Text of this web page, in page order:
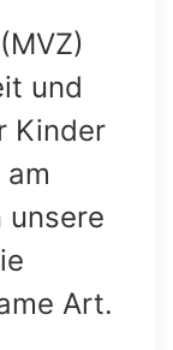
und
Kinder
unsere
Art.